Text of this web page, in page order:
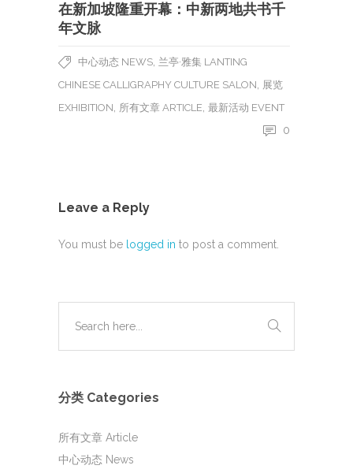
在新加坡隆重开幕：中新两地共书千
年文脉
中心动态 NEWS 兰亭·雅集 LANTING
CHINESE CALLIGRAPHY CULTURE SALON 展览
EXHIBITION 所有文章 ARTICLE 最新活动 EVENT
0
Leave a Reply
You must be logged in to post a comment.
分类 Categories
所有文章 Article
中心动态 News